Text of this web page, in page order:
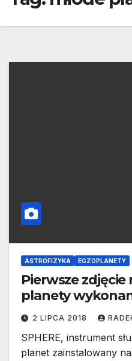
ASTROFIZYKA EGZOPLANETY
Pierwsze
planety
2 LIPCA 2018
SPHERE, instrument
planet zainstalowany